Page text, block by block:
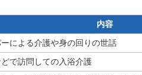
内容
による介護や身の回りの世話
で訪問しての入浴介護